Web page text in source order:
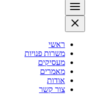
ראשי
משרות פנויות
מעסיקים
מאמרים
אודות
צור קשר